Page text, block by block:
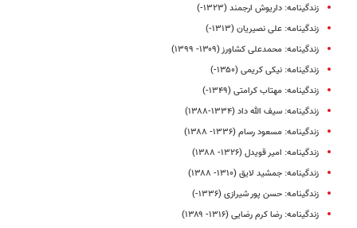
زندگینامه: داریوش ارجمند (۱۳۲۳-)
زندگینامه: علی نصیریان (۱۳۱۳-)
زندگینامه: محمدعلی کشاورز (۱۳۰۹- ۱۳۹۹)
زندگینامه: نیکی کریمی (۱۳۵۰-)
زندگینامه: مهتاب کرامتی (۱۳۴۹-)
زندگینامه: سیف الله داد (۱۳۳۴-۱۳۸۸)
زندگینامه: مسعود رسام (۱۳۳۶- ۱۳۸۸)
زندگینامه: امیر قویدل (۱۳۲۶- ۱۳۸۸)
زندگینامه: جمشید لایق (۱۳۱۰- ۱۳۸۸)
زندگینامه: حسن پور شیرازی (۱۳۳۶-)
زندگینامه: رضا کرم‌ رضایی (۱۳۱۶- ۱۳۸۹)